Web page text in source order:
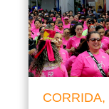
CORRIDA,